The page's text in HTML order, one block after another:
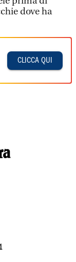
dove ha
CLICCA QUI